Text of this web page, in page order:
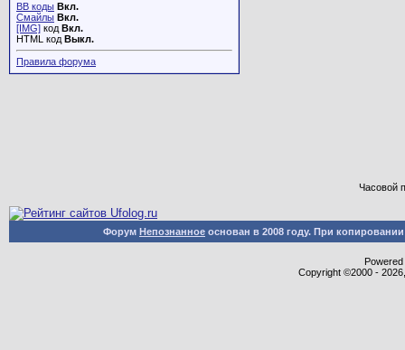
BB коды Вкл.
Смайлы Вкл.
[IMG] код Вкл.
HTML код Выкл.
Правила форума
Часовой
Форум Непознанное основан в 2008 году. При
Copyright ©2000 -